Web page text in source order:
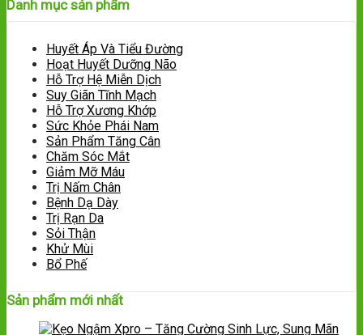
Danh mục sản phẩm
Huyết Áp Và Tiểu Đường
Hoạt Huyết Dưỡng Não
Hỗ Trợ Hệ Miễn Dịch
Suy Giãn Tĩnh Mạch
Hỗ Trợ Xương Khớp
Sức Khỏe Phái Nam
Sản Phẩm Tăng Cân
Chăm Sóc Mắt
Giảm Mỡ Máu
Trị Nấm Chân
Bệnh Dạ Dày
Trị Rạn Da
Sỏi Thận
Khử Mùi
Bổ Phế
Sản phẩm mới nhất